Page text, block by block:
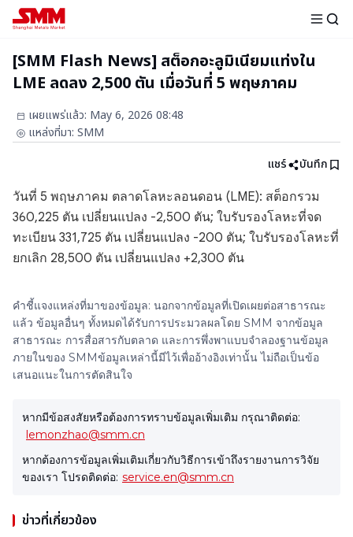
[SMM Flash News] สต็อกอะลูมิเนียมแท่งใน
LME ลดลง 2,500 ตัน เมื่อวันที่ 5 พฤษภาคม
เผยแพร่แล้ว: May 6, 2026 08:48
แหล่งที่มา: SMM
แชร์
บันทึก
วันที่ 5 พฤษภาคม ตลาดโลหะลอนดอน (LME): สต็อกรวม
360,225 ตัน เปลี่ยนแปลง -2,500 ตัน; ใบรับรองโลหะที่จด
ทะเบียน 331,725 ตัน เปลี่ยนแปลง -200 ตัน; ใบรับรองโลหะที่
ยกเลิก 28,500 ตัน เปลี่ยนแปลง +2,300 ตัน
คำชี้แจงแหล่งที่มาของข้อมูล: นอกจากข้อมูลที่เปิดเผยต่อสาธารณะ
แล้ว ข้อมูลอื่นๆ ทั้งหมดได้รับการประมวลผลโดย SMM จากข้อมูล
สาธารณะ การสื่อสารกับตลาด และการพึ่งพาแบบจำลองฐานข้อมูล
ภายในของ SMMข้อมูลเหล่านี้มีไว้เพื่ออ้างอิงเท่านั้น ไม่ถือเป็นข้อ
เสนอแนะในการตัดสินใจ
หากมีข้อสงสัยหรือต้องการทราบข้อมูลเพิ่มเติม กรุณาติดต่อ:
lemonzhao@smm.cn
หากต้องการข้อมูลเพิ่มเติมเกี่ยวกับวิธีการเข้าถึงรายงานการวิจัย
ของเรา โปรดติดต่อ: service.en@smm.cn
ข่าวที่เกี่ยวข้อง